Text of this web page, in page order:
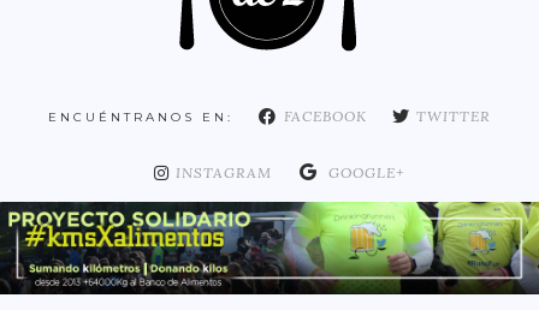
COMUNIDAD DE MADRID
DISTRITO ARGANZUELA
DISTRITO CHAMARTÍN
DISTRITO CHAMBERÍ
DISTRITO HORTALEZA
ENCUÉNTRANOS EN: FACEBOOK TWITTER
INSTAGRAM GOOGLE+